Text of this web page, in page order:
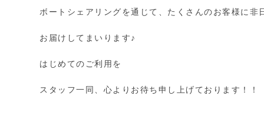
ボートシェアリングを通じて、たくさんのお客様に非
お届けしてまいります♪
はじめてのご利用を
スタッフ一同、心よりお待ち申し上げております！！